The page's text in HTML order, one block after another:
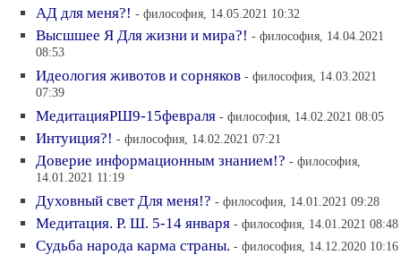
АД для меня?! - философия, 14.05.2021 10:32
Высшшее Я Для жизни и мира?! - философия, 14.04.2021
08:53
Идеология животов и сорняков - философия, 14.03.2021
07:39
МедитацияРШ9-15февраля - философия, 14.02.2021 08:05
Интуиция?! - философия, 14.02.2021 07:21
Доверие информационным знанием!? - философия,
14.01.2021 11:19
Духовный свет Для меня!? - философия, 14.01.2021 09:28
Медитация. Р. Ш. 5-14 января - философия, 14.01.2021 08:48
Судьба народа карма страны. - философия, 14.12.2020 10:16